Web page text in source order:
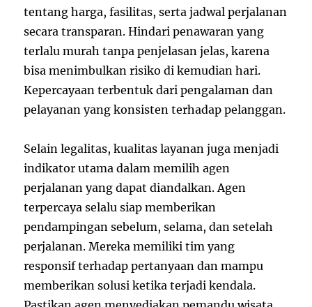
tentang harga, fasilitas, serta jadwal perjalanan
secara transparan. Hindari penawaran yang
terlalu murah tanpa penjelasan jelas, karena
bisa menimbulkan risiko di kemudian hari.
Kepercayaan terbentuk dari pengalaman dan
pelayanan yang konsisten terhadap pelanggan.
Selain legalitas, kualitas layanan juga menjadi
indikator utama dalam memilih agen
perjalanan yang dapat diandalkan. Agen
terpercaya selalu siap memberikan
pendampingan sebelum, selama, dan setelah
perjalanan. Mereka memiliki tim yang
responsif terhadap pertanyaan dan mampu
memberikan solusi ketika terjadi kendala.